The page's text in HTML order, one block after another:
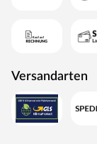
Versandarten